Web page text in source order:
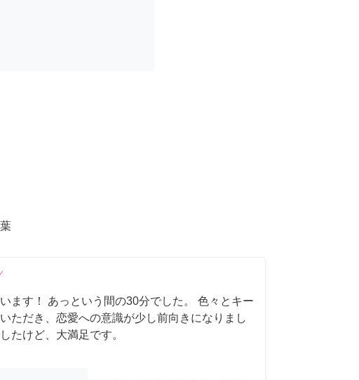
ます！ あっという間の30分でした。 色々とキー
ただき、恋愛への意識が少し前向きになりまし
たけど、大満足です。